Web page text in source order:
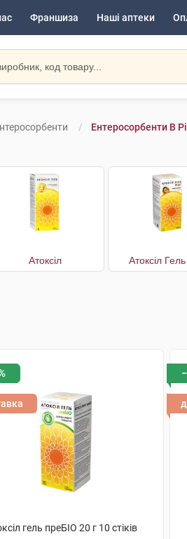
Франшиза Наші аптеки
Ентеросорбенти В
Атоксіл Атоксіл Гель
гель преБІО 20 г 10 стіків